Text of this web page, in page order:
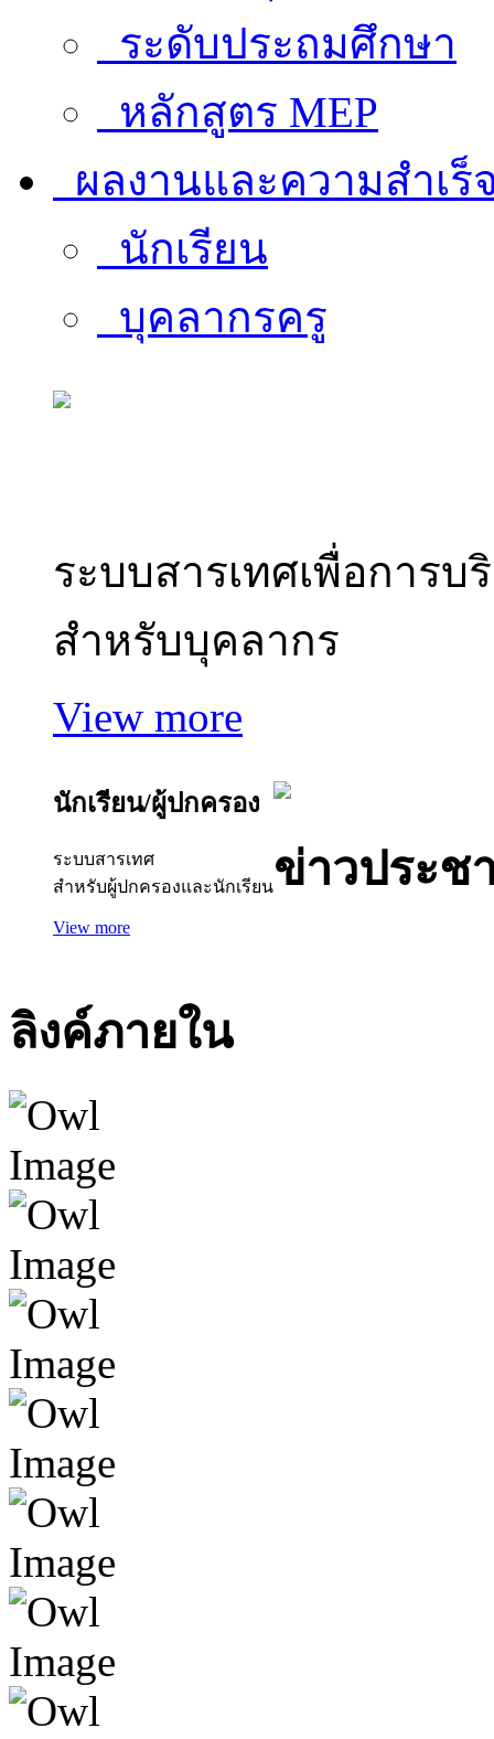
ระดับประถมศึกษา
หลักสูตร MEP
ผลงานและความสำเร็
นักเรียน
บุคลากรครู
ระบบสารเทศเพื่อการบ
สำหรับบุคลากร
View more
นักเรียน/ผู้ปกครอง
ระบบสารเทศ
สำหรับผู้ปกครองและนักเรียน
View more
ข่าวประ
ลิงค์ภายใน